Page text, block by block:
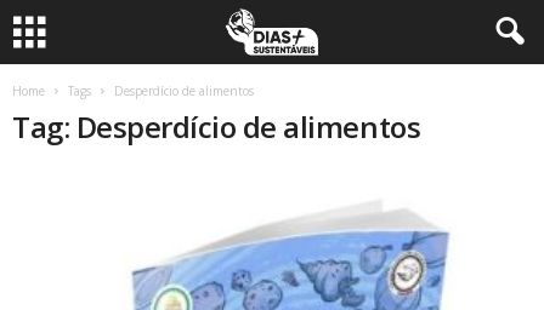
Home Tags Desperdício de alimentos
Tag: Desperdício de alimentos